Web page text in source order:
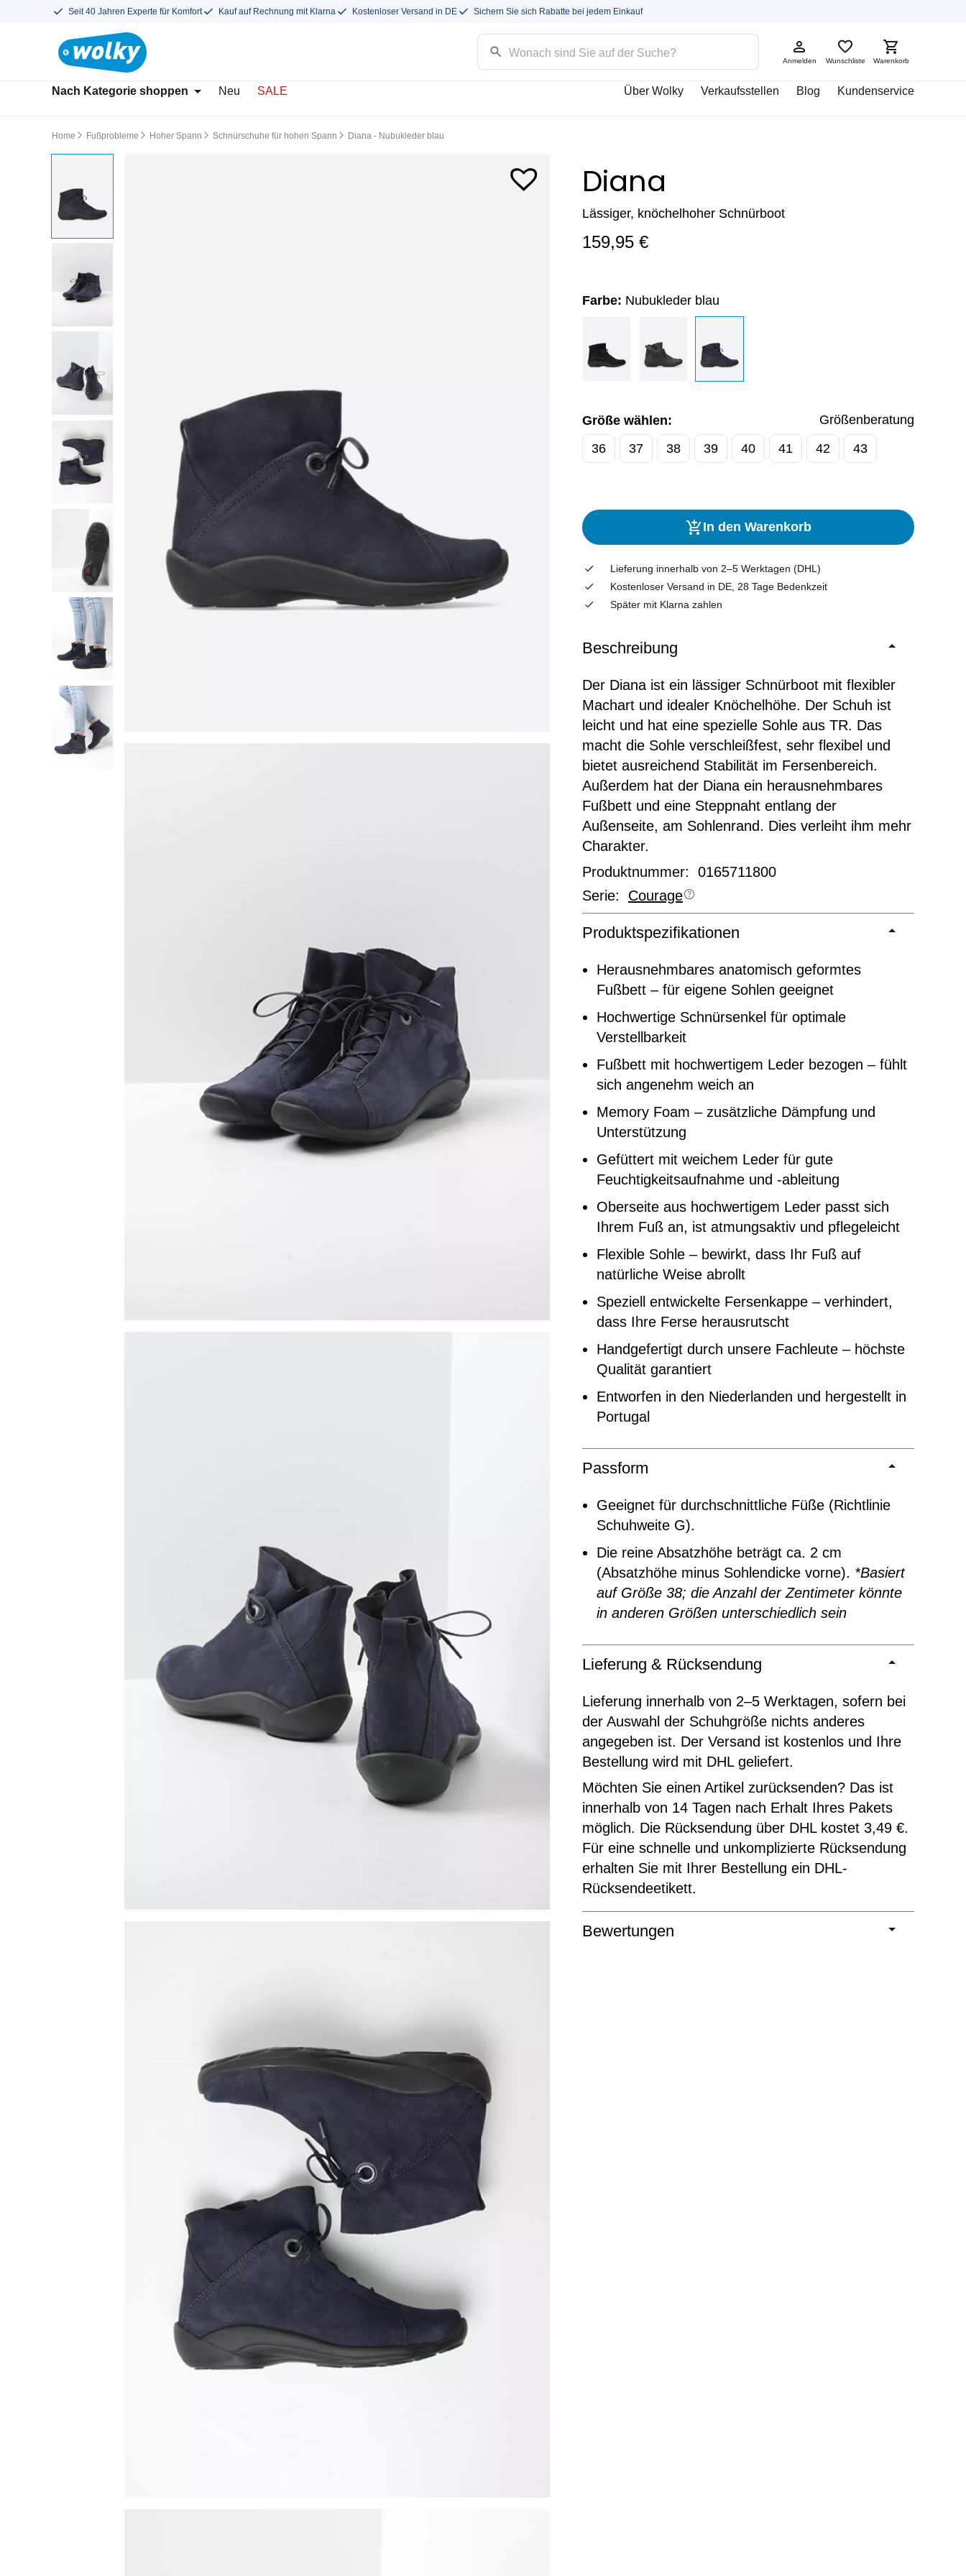
Seit 40 Jahren Experte für Komfort Kauf auf Rechnung mit Klarna Kostenloser Versand in DE Sichern Sie sich Rabatte bei jedem Einkauf
Anmelden Wunschliste Warenkorb
Nach Kategorie shoppen Neu SALE Über Wolky Verkaufsstellen Blog Kundenservice
Home Fußprobleme Hoher Spann Schnürschuhe für hohen Spann Diana - Nubukleder blau
Diana
Lässiger, knöchelhoher Schnürboot
159,95 €
Farbe: Nubukleder blau
Größe wählen:
Größenberatung
36
37 38 39 40 41 42 43
In den Warenkorb
Lieferung innerhalb von 2–5 Werktagen (DHL)
Kostenloser Versand in DE, 28 Tage Bedenkzeit
Später mit Klarna zahlen
Beschreibung
Der Diana ist ein lässiger Schnürboot mit flexibler
Machart und idealer Knöchelhöhe. Der Schuh ist
leicht und hat eine spezielle Sohle aus TR. Das
macht die Sohle verschleißfest, sehr flexibel und
bietet ausreichend Stabilität im Fersenbereich.
Außerdem hat der Diana ein herausnehmbares
Fußbett und eine Steppnaht entlang der
Außenseite, am Sohlenrand. Dies verleiht ihm mehr
Charakter.
Produktnummer: 0165711800
Serie: Courage
Produktspezifikationen
Herausnehmbares anatomisch geformtes
Fußbett – für eigene Sohlen geeignet
Hochwertige Schnürsenkel für optimale
Verstellbarkeit
Fußbett mit hochwertigem Leder bezogen – fühlt
sich angenehm weich an
Memory Foam – zusätzliche Dämpfung und
Unterstützung
Gefüttert mit weichem Leder für gute
Feuchtigkeitsaufnahme und -ableitung
Oberseite aus hochwertigem Leder passt sich
Ihrem Fuß an, ist atmungsaktiv und pflegeleicht
Flexible Sohle – bewirkt, dass Ihr Fuß auf
natürliche Weise abrollt
Speziell entwickelte Fersenkappe – verhindert,
dass Ihre Ferse herausrutscht
Handgefertigt durch unsere Fachleute – höchste
Qualität garantiert
Entworfen in den Niederlanden und hergestellt in
Portugal
Passform
Geeignet für durchschnittliche Füße (Richtlinie
Schuhweite G).
Die reine Absatzhöhe beträgt ca. 2 cm
(Absatzhöhe minus Sohlendicke vorne). *Basiert
auf Größe 38; die Anzahl der Zentimeter könnte
in anderen Größen unterschiedlich sein
Lieferung & Rücksendung
Lieferung innerhalb von 2–5 Werktagen, sofern bei
der Auswahl der Schuhgröße nichts anderes
angegeben ist. Der Versand ist kostenlos und Ihre
Bestellung wird mit DHL geliefert.
Möchten Sie einen Artikel zurücksenden? Das ist
innerhalb von 14 Tagen nach Erhalt Ihres Pakets
möglich. Die Rücksendung über DHL kostet 3,49 €.
Für eine schnelle und unkomplizierte Rücksendung
erhalten Sie mit Ihrer Bestellung ein DHL-
Rücksendeetikett.
Bewertungen